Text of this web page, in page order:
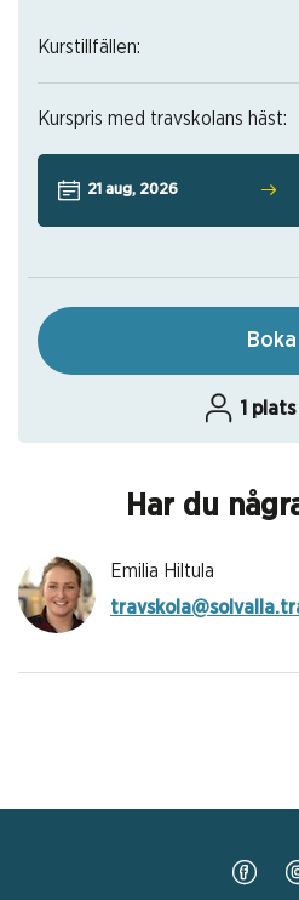
Kurstillfällen:
Kurspris med travskolans häst:
21 aug, 2026
Boka
1
Har du
Emilia Hiltula